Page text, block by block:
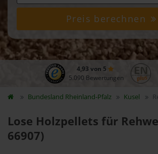
Preis berechnen
4,93 von 5
5.090 Bewertungen
Bundesland Rheinland-Pfalz Kusel
Lose Holzpellets für
66907)